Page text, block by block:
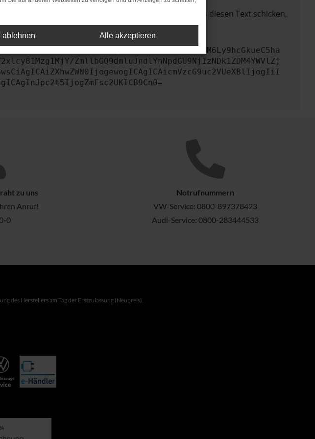
versuchen, das Problem zu beheben. Du kannst uns diesen Text schicken,
ZmllbGQ9dmluJndlYnNpdGU9NjIzNDk1ZDM4YWVlZj
zu uns
Anruf!
0
Notrufnummern
VW-Service: 0800-897378423
Audi-Service: 0800-283444533
des Herstellers am Tag der Erstzulassung (Neupreis).
ablehnen Alle akzeptieren